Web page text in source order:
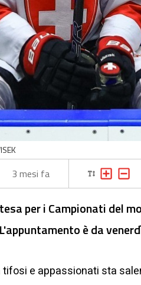
3 mesi fa
per i Campionati del
è da
tifosi e appassionati sta